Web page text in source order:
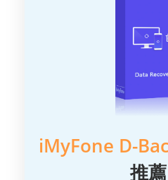
iMyFone D-
推